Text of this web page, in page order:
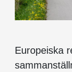
Europeiska